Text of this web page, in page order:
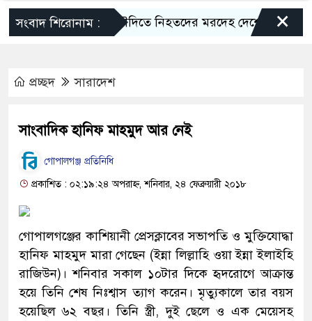
সংবাদ শিরোনাম :সৌদিতে নিহতদের মরদেহ দেশে ফেরাতে ব্যবস্থা
×
প্রচ্ছদ সারাদেশ
সাংবাদিক হানিফ মাহমুদ আর নেই
গোপালগঞ্জ প্রতিনিধি
প্রকাশিত : ০২:১৯:২৪ অপরাহ্ন, শনিবার, ২৪ ফেব্রুয়ারী ২০১৮
গোপালগঞ্জের কাশিয়ানী প্রেসক্লাবের সভাপতি ও মুক্তিযোদ্ধা
হানিফ মাহমুদ মারা গেছেন (ইন্না লিল্লাহি ওয়া ইন্না ইলাইহি
রাজিউন)। শনিবার সকাল ১০টার দিকে হৃদরোগে আক্রান্ত
হয়ে তিনি শেষ নিঃশ্বাস ত্যাগ করেন। মৃত্যুকালে তার বয়স
হয়েছিল ৬২ বছর। তিনি স্ত্রী, দুই ছেলে ও এক মেয়েসহ